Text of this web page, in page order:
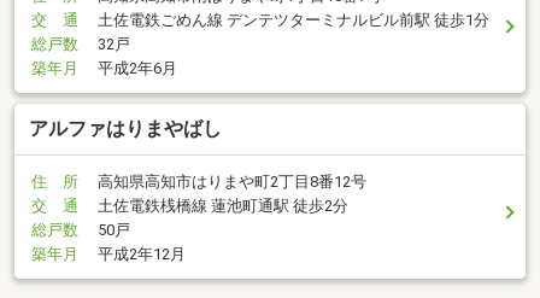
交 通
土佐電鉄ごめん線 デンテツターミナルビル前駅 徒歩1分
総戸数
32戸
築年月
平成2年6月
アルファはりまやばし
住 所
高知県高知市はりまや町2丁目8番12号
交 通
土佐電鉄桟橋線 蓮池町通駅 徒歩2分
総戸数
50戸
築年月
平成2年12月